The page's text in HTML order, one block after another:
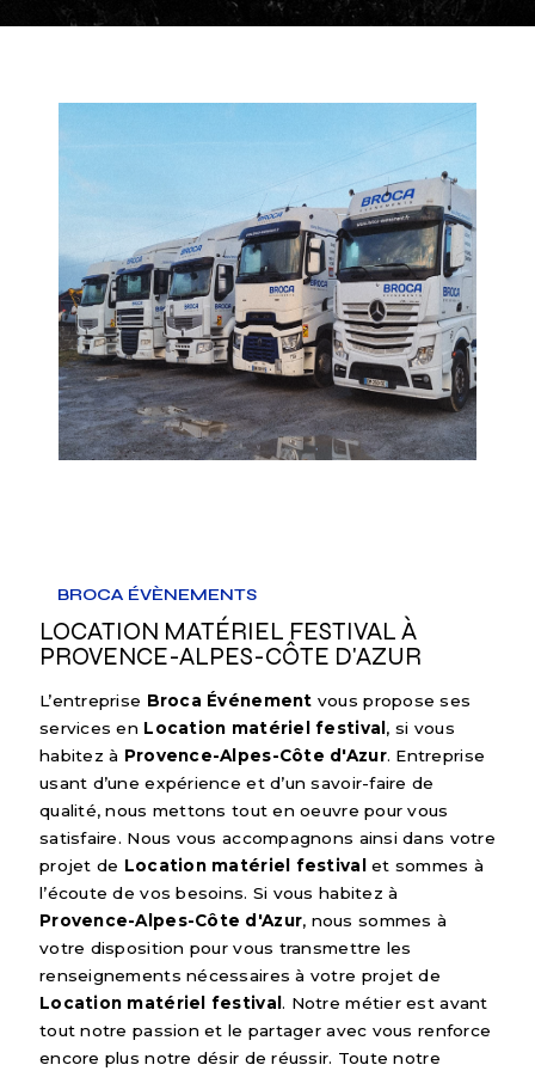
BROCA ÉVÈNEMENTS
LOCATION MATÉRIEL FESTIVAL À
PROVENCE-ALPES-CÔTE D'AZUR
L’entreprise Broca Événement vous propose ses
services en Location matériel festival , si vous
habitez à Provence-Alpes-Côte d'Azur. Entreprise
usant d’une expérience et d’un savoir-faire de
qualité, nous mettons tout en oeuvre pour vous
satisfaire. Nous vous accompagnons ainsi dans votre
projet de Location matériel festival
et sommes à
l’écoute de vos besoins. Si vous habitez à
Provence-Alpes-Côte d'Azur, nous sommes à
votre disposition pour vous transmettre les
renseignements nécessaires à votre projet de
Location matériel festival . Notre métier est avant
tout notre passion et le partager avec vous renforce
encore plus notre désir de réussir. Toute notre